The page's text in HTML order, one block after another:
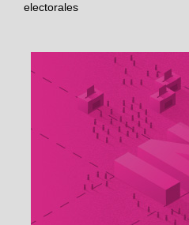
electorales